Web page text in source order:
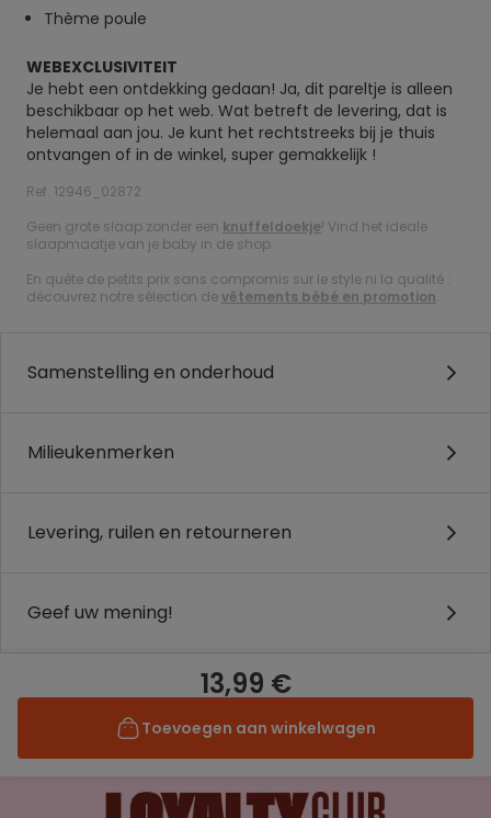
Thème poule
WEBEXCLUSIVITEIT
Je hebt een ontdekking gedaan! Ja, dit pareltje is alleen
beschikbaar op het web. Wat betreft de levering, dat is
helemaal aan jou. Je kunt het rechtstreeks bij je thuis
ontvangen of in de winkel, super gemakkelijk !
Ref. 12946_02872
Geen grote slaap zonder een knuffeldoekje! Vind het ideale
slaapmaatje van je baby in de shop.
En quête de petits prix sans compromis sur le style ni la qualité :
découvrez notre sélection devêtements bébé en promotion.
Samenstelling en onderhoud
Milieukenmerken
Levering, ruilen en retourneren
Geef uw mening!
13,99 €
Toevoegen aan winkelwagen